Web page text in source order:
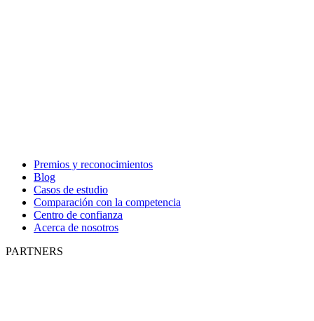
Premios y reconocimientos
Blog
Casos de estudio
Comparación con la competencia
Centro de confianza
Acerca de nosotros
PARTNERS